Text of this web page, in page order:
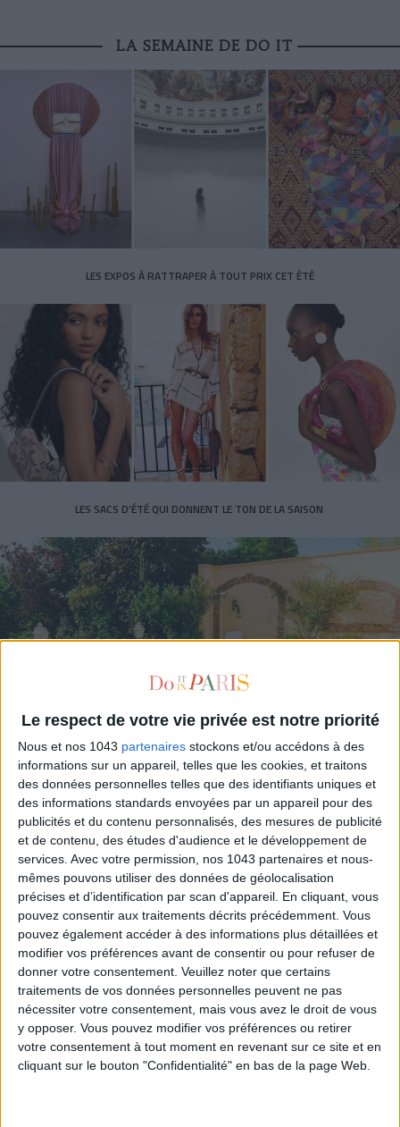
Le respect de votre vie privée est notre priorité
Nous et nos 1043 partenaires stockons et/ou accédons à des
informations sur un appareil, telles que les cookies, et traitons
des données personnelles telles que des identifiants uniques et
des informations standards envoyées par un appareil pour des
publicités et du contenu personnalisés, des mesures de publicité
et de contenu, des études d'audience et le développement de
services. Avec votre permission, nos 1043 partenaires et nous-
mêmes pouvons utiliser des données de géolocalisation
précises et d’identification par scan d'appareil. En cliquant, vous
pouvez consentir aux traitements décrits précédemment. Vous
pouvez également accéder à des informations plus détaillées et
modifier vos préférences avant de consentir ou pour refuser de
donner votre consentement. Veuillez noter que certains
traitements de vos données personnelles peuvent ne pas
nécessiter votre consentement, mais vous avez le droit de vous
y opposer. Vous pouvez modifier vos préférences ou retirer
votre consentement à tout moment en revenant sur ce site et en
cliquant sur le bouton "Confidentialité" en bas de la page Web.
LA SEMAINE DE DO IT
LES EXPOS À RATTRAPER À TOUT PRIX CET ÉTÉ
LES SACS D’ÉTÉ QUI DONNENT LE TON DE LA SAISON
CONNAISSEZ-VOUS LE AIRBNB DE LA PISCINE AUTOUR DE PARIS ?
LES SNEAKERS STARS DE L’ÉTÉ